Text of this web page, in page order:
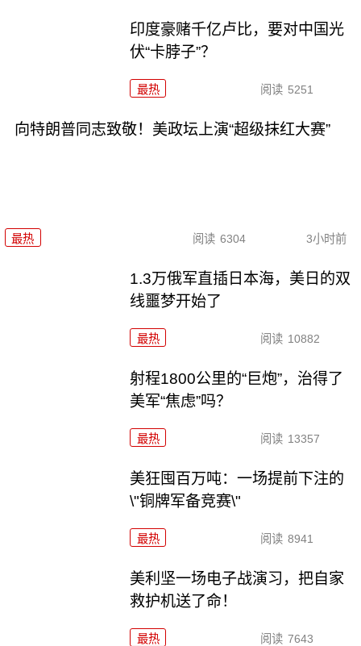
印度豪赌千亿卢比，要对中国光
伏“卡脖子”？
最热 阅读 5251
向特朗普同志致敬！美政坛上演“超级抹红大赛”
最热 阅读 6304 3小时前
1.3万俄军直插日本海，美日的双
线噩梦开始了
最热 阅读 10882
射程1800公里的“巨炮”，治得了
美军“焦虑”吗？
最热 阅读 13357
美狂囤百万吨：一场提前下注的
\"铜牌军备竞赛\"
最热 阅读 8941
美利坚一场电子战演习，把自家
救护机送了命！
最热 阅读 7643